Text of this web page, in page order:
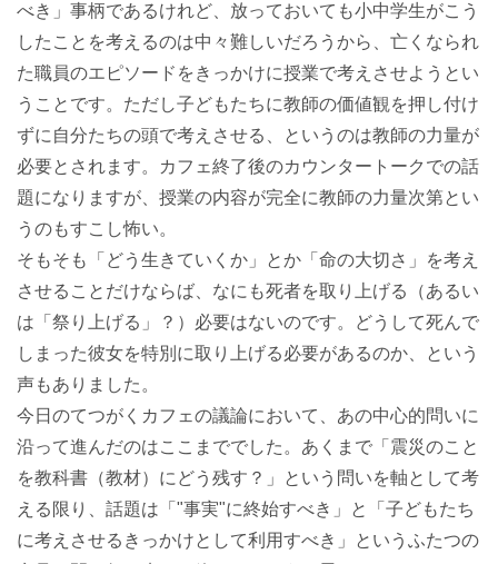
べき」事柄であるけれど、放っておいても小中学生がこう
したことを考えるのは中々難しいだろうから、亡くなられ
た職員のエピソードをきっかけに授業で考えさせようとい
うことです。ただし子どもたちに教師の価値観を押し付け
ずに自分たちの頭で考えさせる、というのは教師の力量が
必要とされます。カフェ終了後のカウンタートークでの話
題になりますが、授業の内容が完全に教師の力量次第とい
うのもすこし怖い。
そもそも「どう生きていくか」とか「命の大切さ」を考え
させることだけならば、なにも死者を取り上げる（あるい
は「祭り上げる」？）必要はないのです。どうして死んで
しまった彼女を特別に取り上げる必要があるのか、という
声もありました。
今日のてつがくカフェの議論において、あの中心的問いに
沿って進んだのはここまででした。あくまで「震災のこと
を教科書（教材）にどう残す？」という問いを軸として考
える限り、話題は「"事実"に終始すべき」と「子どもたち
に考えさせるきっかけとして利用すべき」というふたつの